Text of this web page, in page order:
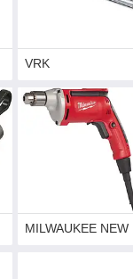
VRK
MILWAUKEE NEW